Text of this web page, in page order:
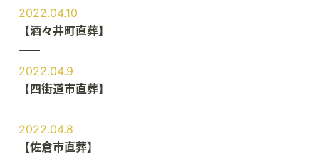
2022.04.10
【酒々井町直葬】
2022.04.9
【四街道市直葬】
2022.04.8
【佐倉市直葬】